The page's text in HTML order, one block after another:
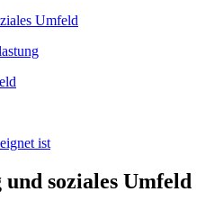
Umfeld
ist
und soziales Umfeld